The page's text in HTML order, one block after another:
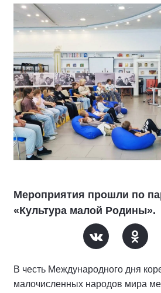
Мероприятия прошли по
«Культура малой Родины».
В честь Международного дня
малочисленных народов мира